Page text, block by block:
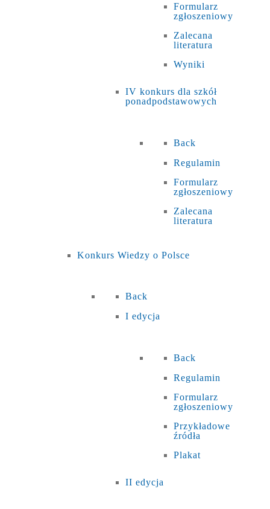
Formularz
zgłoszeniowy
Zalecana
literatura
Wyniki
IV konkurs dla szkół
ponadpodstawowych
Back
Regulamin
Formularz
zgłoszeniowy
Zalecana
literatura
Konkurs Wiedzy o Polsce
Back
I edycja
Back
Regulamin
Formularz
zgłoszeniowy
Przykładowe
źródła
Plakat
II edycja